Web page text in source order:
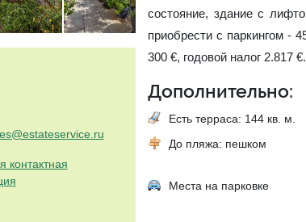
контактная
состояние, здание с
приобрести с паркингом -
300 €, годовой налог 2.817 €.
Дополнительно:
Есть терраса: 144 кв. м.
До пляжа: пешком
Места на парковке